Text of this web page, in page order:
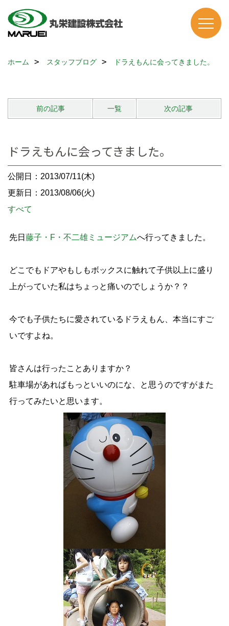
ホーム スタッフブログ ドラえもんに会ってきました。
前の記事 一覧 次の記事
ドラえもんに会ってきました。
公開日：2013/07/11(木)
更新日：2013/08/06(火)
すべて
先日 藤子・F・不二雄ミュージアムへ行ってきました。
どこでもドアやもしもボックスに触れて子供以上に盛り
上がっていた私はちょっと痛いのでしょうか？？
今でも子供たちに愛されているドラえもん、本当にすご
いですよね。
皆さんは行ったことありますか？
駐車場があればもっといいのにな、と思うのですがまた
行ってみたいと思います。